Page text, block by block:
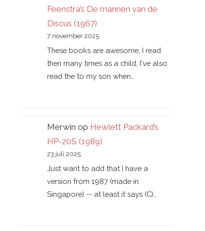
Feenstra’s De mannen van de
Discus (1967)
7 november 2025
These books are awesome, I read
then many times as a child, I've also
read the to my son when…
Merwin op Hewlett Packard’s
HP-20S (1989)
23 juli 2025
Just want to add that I have a
version from 1987 (made in
Singapore) -- at least it says (C)…